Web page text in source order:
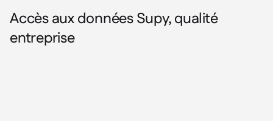
Accès aux données Supy, qualité
entreprise